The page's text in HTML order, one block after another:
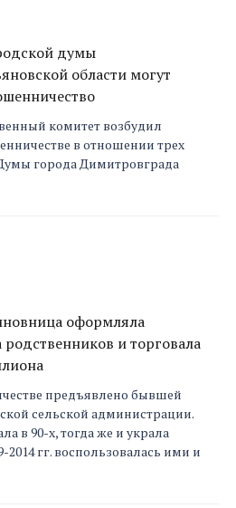
думы
области могут
комитет возбудил
в отношении трех
города Димитровграда
оформляла
и торговала
предъявлено бывшей
сельской администрации.
в 90-х, тогда же и украла
2014 гг. воспользовалась ими и